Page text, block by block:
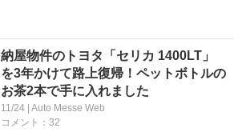
納屋物件のトヨタ「セリカ 1400LT」
を3年かけて路上復帰！ペットボトルの
お茶2本で手に入れました
11/24 | Auto Messe Web
コメント：32